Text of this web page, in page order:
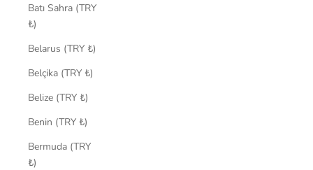
Batı Sahra (TRY
₺)
Belarus (TRY ₺)
Belçika (TRY ₺)
Belize (TRY ₺)
Benin (TRY ₺)
Bermuda (TRY
₺)